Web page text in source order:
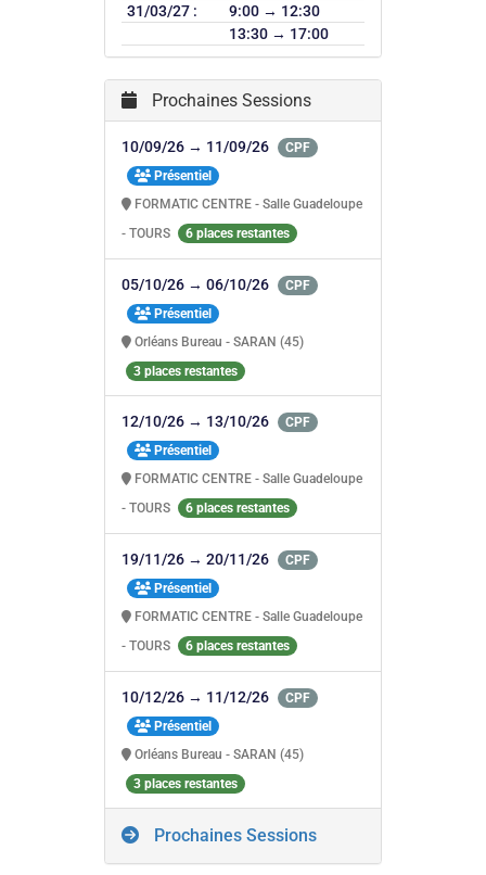
31/03/27 :
9:00 → 12:30
13:30 → 17:00
Prochaines Sessions
10/09/26 → 11/09/26
CPF
Présentiel
FORMATIC CENTRE - Salle Guadeloupe
- TOURS
6 places restantes
05/10/26 → 06/10/26
CPF
Présentiel
Orléans Bureau - SARAN (45)
3 places restantes
12/10/26 → 13/10/26
CPF
Présentiel
FORMATIC CENTRE - Salle Guadeloupe
- TOURS
6 places restantes
19/11/26 → 20/11/26
CPF
Présentiel
FORMATIC CENTRE - Salle Guadeloupe
- TOURS
6 places restantes
10/12/26 → 11/12/26
CPF
Présentiel
Orléans Bureau - SARAN (45)
3 places restantes
Prochaines Sessions